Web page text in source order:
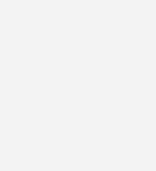
Einzelmarkt für große stationäre
Die Lieferungen von
stiegen von 147 MW im Jahr 2021 auf
weltweiten MW-Zahl). Diese Zahlen
für den Absatz von
hinaus die Schlüsselrolle einer
Subventionen, die den
OEMs helfen, ihr Volumen zu
Farm-Programms entfielen auf Asien
und tragbar) 60.850 Einheiten (zwei